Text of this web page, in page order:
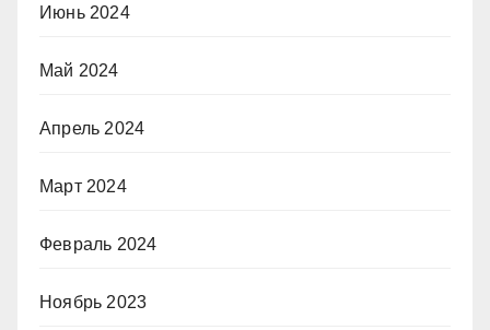
Июнь 2024
Май 2024
Апрель 2024
Март 2024
Февраль 2024
Ноябрь 2023